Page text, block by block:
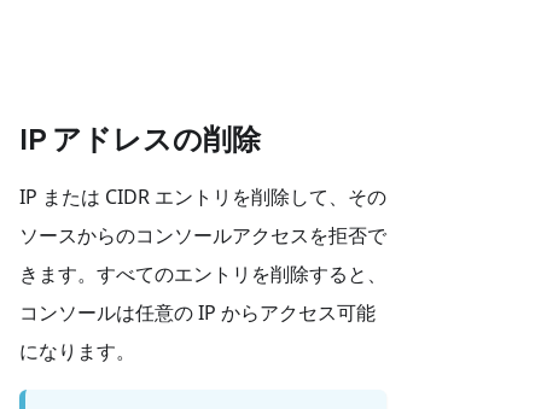
IP アドレスの削除
IP または CIDR エントリを削除して、その
ソースからのコンソールアクセスを拒否で
きます。すべてのエントリを削除すると、
コンソールは任意の IP からアクセス可能
になります。